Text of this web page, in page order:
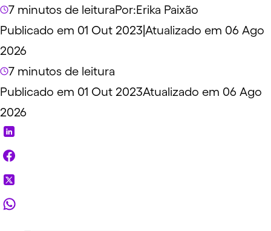
7 minutos de leituraPor:Erika Paixão
Publicado em 01 Out 2023 Atualizado em 06 Ago
2026
7 minutos de leitura
Publicado em 01 Out 2023Atualizado em 06 Ago
2026